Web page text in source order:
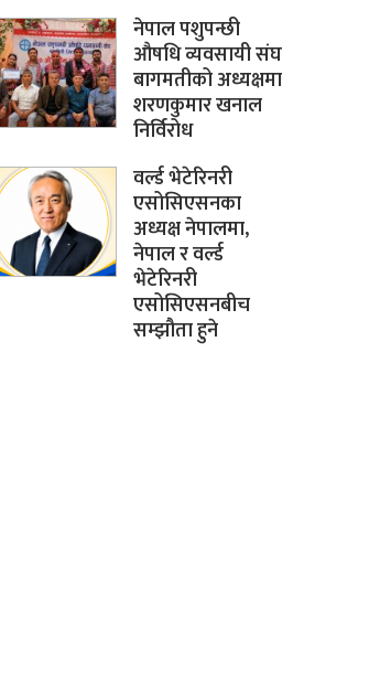
नेपाल पशुपन्छी
औषधि व्यवसायी संघ
बागमतीको अध्यक्षमा
शरणकुमार खनाल
निर्विरोध
वर्ल्ड भेटेरिनरी
एसोसिएसनका
अध्यक्ष नेपालमा,
नेपाल र वर्ल्ड
भेटेरिनरी
एसोसिएसनबीच
सम्झौता हुने